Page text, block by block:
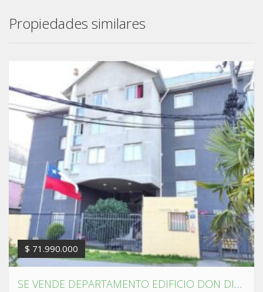
Propiedades similares
$ 71.990.000
SE VENDE DEPARTAMENTO EDIFICIO DON DIEGO CONCEPCIÓN